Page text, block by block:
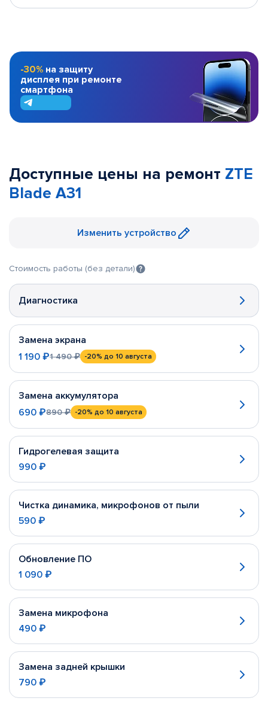
-30% на защиту
дисплея при ремонте
смартфона
Доступные цены на ремонт ZTE
Blade A31
Изменить устройство
Стоимость работы (без детали)
Диагностика
Замена экрана
1 190 ₽1 490 ₽ -20% до 10 августа
Замена аккумулятора
690 ₽890 ₽ -20% до 10 августа
Гидрогелевая защита
990 ₽
Чистка динамика, микрофонов от пыли
590 ₽
Обновление ПО
1 090 ₽
Замена микрофона
490 ₽
Замена задней крышки
790 ₽